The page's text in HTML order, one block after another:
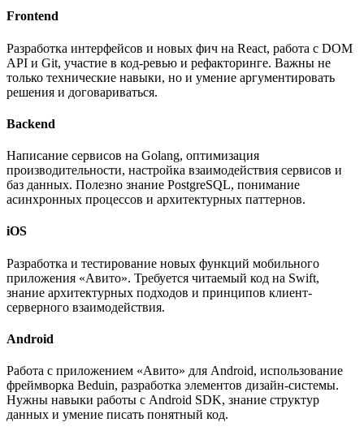
Frontend
Разработка интерфейсов и новых фич на React, работа с DOM
API и Git, участие в код-ревью и рефакторинге. Важны не
только технические навыки, но и умение аргументировать
решения и договариваться.
Backend
Написание сервисов на Golang, оптимизация
производительности, настройка взаимодействия сервисов и
баз данных. Полезно знание PostgreSQL, понимание
асинхронных процессов и архитектурных паттернов.
iOS
Разработка и тестирование новых функций мобильного
приложения «Авито». Требуется читаемый код на Swift,
знание архитектурных подходов и принципов клиент-
серверного взаимодействия.
Android
Работа с приложением «Авито» для Android, использование
фреймворка Beduin, разработка элементов дизайн-системы.
Нужны навыки работы с Android SDK, знание структур
данных и умение писать понятный код.